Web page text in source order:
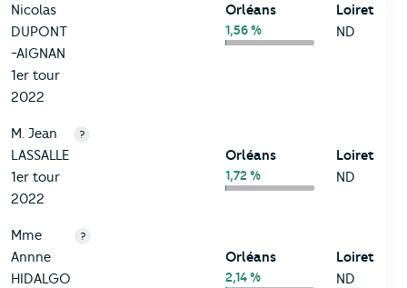
Nicolas
DUPONT
-AIGNAN
1er tour
2022
Orléans
1,56 %
Loiret
ND
M. Jean
LASSALLE
1er tour
2022
?
Orléans
1,72 %
Loiret
ND
Mme
Annne
HIDALGO
?
Orléans
2,14 %
Loiret
ND